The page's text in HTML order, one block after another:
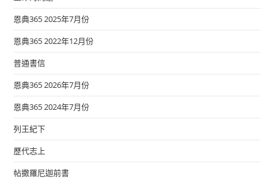
恩典365 2025年7月份
恩典365 2022年12月份
普通書信
恩典365 2026年7月份
恩典365 2024年7月份
列王紀下
歷代志上
帖撒羅尼迦前書